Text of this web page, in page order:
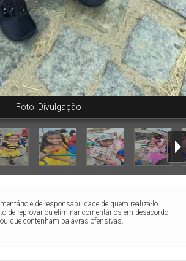
Foto: Divulgação
é de responsabilidade de quem realizá-lo.
de reprovar ou eliminar comentários em desacordo
que contenham palavras ofensivas.